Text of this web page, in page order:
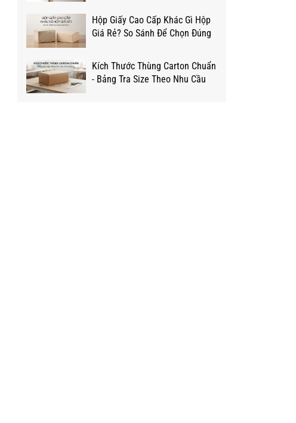
Hộp Giấy Cao Cấp Khác Gì Hộp
Giá Rẻ? So Sánh Để Chọn Đúng
Kích Thước Thùng Carton Chuẩn
- Bảng Tra Size Theo Nhu Cầu